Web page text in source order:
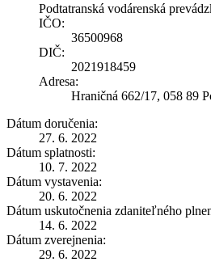
Podtatranská vodárenská
IČO:
36500968
DIČ:
2021918459
Adresa:
Hraničná 662/17, 058 89
Dátum doručenia:
27. 6. 2022
Dátum splatnosti:
10. 7. 2022
Dátum vystavenia:
20. 6. 2022
Dátum uskutočnenia zdaniteľného
14. 6. 2022
Dátum zverejnenia:
29. 6. 2022